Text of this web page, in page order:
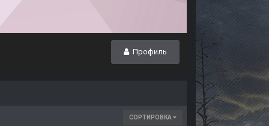
Профиль
СОРТИРОВКА